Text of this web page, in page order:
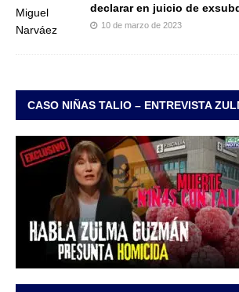
declarar en juicio de
10 de marzo de 2023
CASO NIÑAS TALIO – ENTREVISTA